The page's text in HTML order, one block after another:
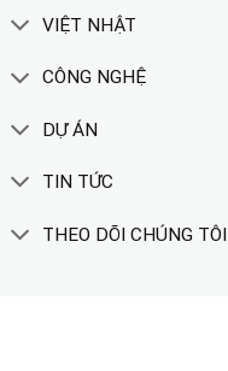
VIỆT NHẬT
CÔNG NGHỆ
DỰ ÁN
TIN TỨC
THEO DÕI CHÚNG TÔI